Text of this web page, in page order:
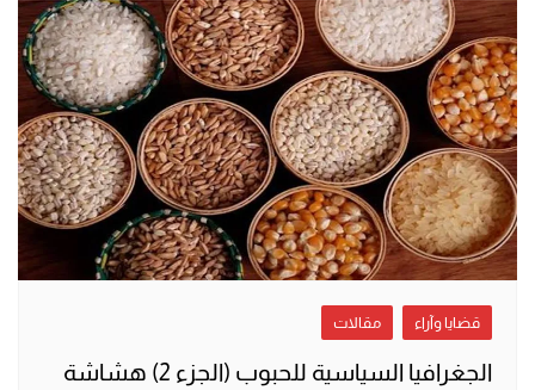
قضايا وآراء مقالات
الجغرافيا السياسية للحبوب (الجزء 2) هشاشة